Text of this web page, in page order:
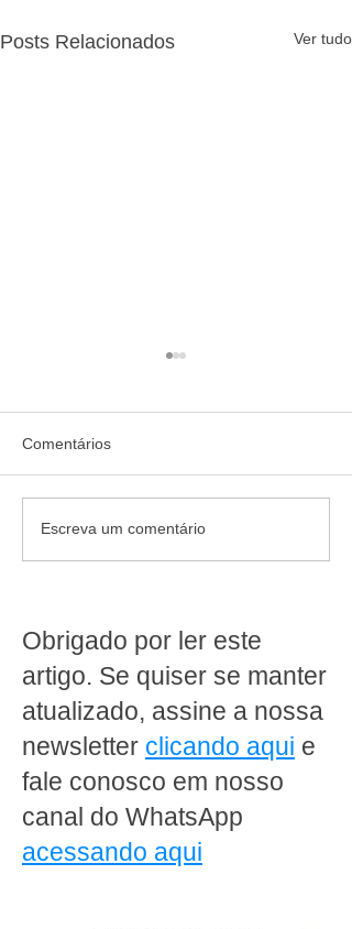
Posts Relacionados Ver tudo
Quem confia recomenda:
Alegre
Comentários
Escreva um comentário
Obrigado por ler este
artigo. Se quiser se manter
atualizado, assine a nossa
newsletter clicando aqui e
fale conosco em nosso
canal do WhatsApp
acessando aqui